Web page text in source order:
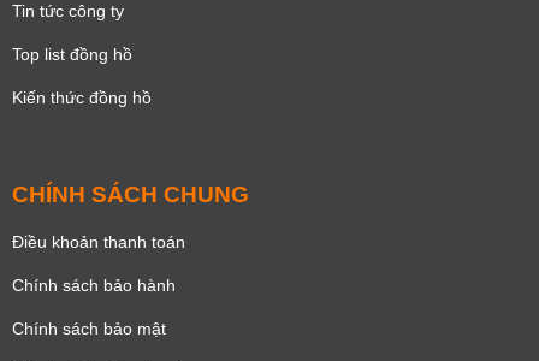
Tin tức công ty
Top list đồng hồ
Kiến thức đồng hồ
CHÍNH SÁCH CHUNG
Điều khoản thanh toán
Chính sách bảo hành
Chính sách bảo mật